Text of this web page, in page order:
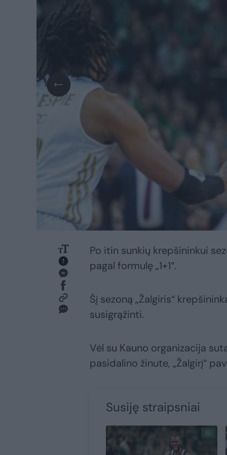
Po itin sunkių krepšininkui
pagal formulę „1+1“.
Šį sezoną „Žalgiris“
susigrąžinti.
Vėl su Kauno organizacija
pasidalino žinute, „Žalgirį“
Susiję straipsniai